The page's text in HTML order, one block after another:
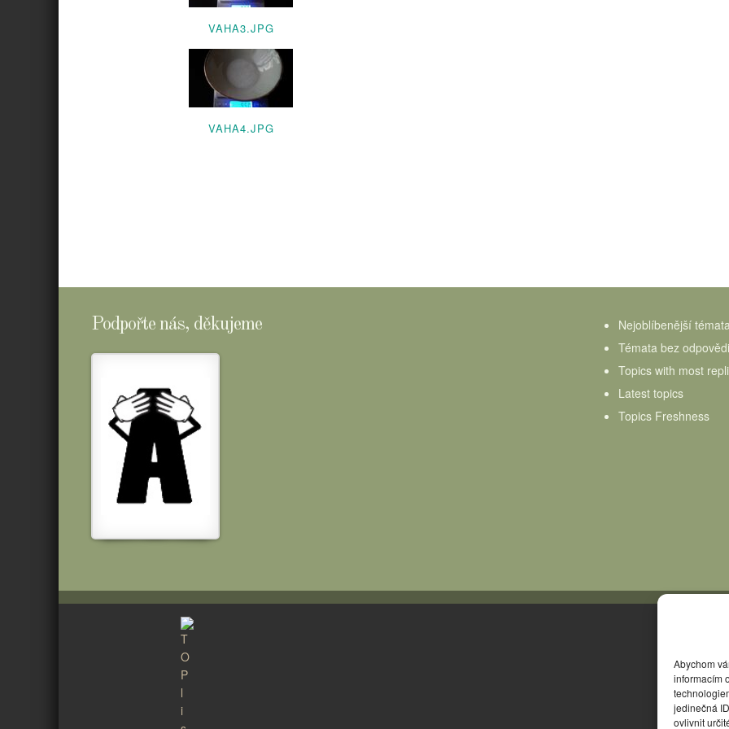
Abychom
informacím
jedinečná
ovlivnit
VAHA3.JPG
VAHA4.JPG
Podpořte nás, děkujeme
Nejoblíbenější
Témata bez odpovědi
Topics with most
Latest topics
Topics Freshness